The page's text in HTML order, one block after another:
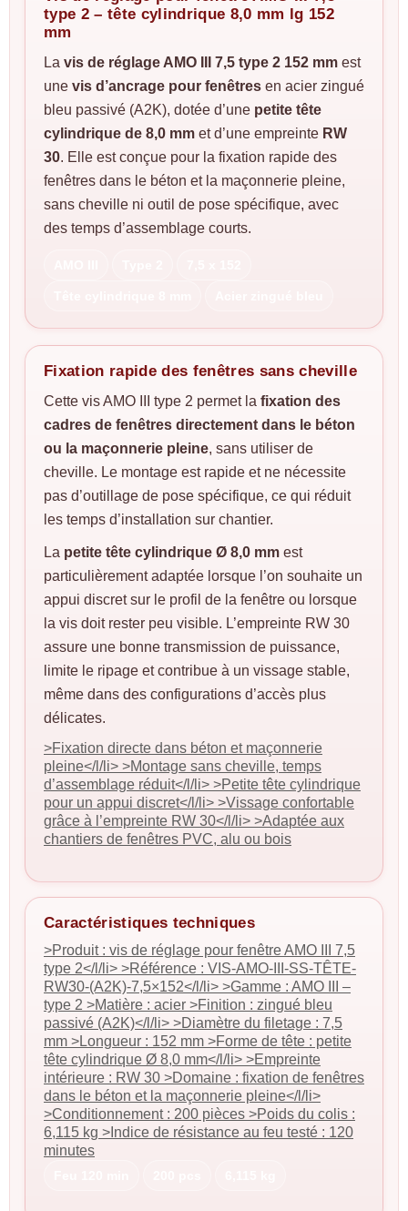
type 2 – tête cylindrique 8,0 mm lg 152
mm
La vis de réglage AMO III 7,5 type 2 152 mm est
une vis d’ancrage pour fenêtres en acier zingué
bleu passivé (A2K), dotée d’une petite tête
cylindrique de 8,0 mm et d’une empreinte RW
30. Elle est conçue pour la fixation rapide des
fenêtres dans le béton et la maçonnerie pleine,
sans cheville ni outil de pose spécifique, avec
des temps d’assemblage courts.
Fixation rapide des fenêtres sans cheville
Cette vis AMO III type 2 permet la fixation des
cadres de fenêtres directement dans le béton
ou la maçonnerie pleine, sans utiliser de
cheville. Le montage est rapide et ne nécessite
pas d’outillage de pose spécifique, ce qui réduit
les temps d’installation sur chantier.
La petite tête cylindrique Ø 8,0 mm est
particulièrement adaptée lorsque l’on souhaite un
appui discret sur le profil de la fenêtre ou lorsque
la vis doit rester peu visible. L’empreinte RW 30
assure une bonne transmission de puissance,
limite le ripage et contribue à un vissage stable,
même dans des configurations d’accès plus
délicates.
>Fixation directe dans béton et maçonnerie
pleine</l/li> >Montage sans cheville, temps
d’assemblage réduit</l/li> >Petite tête cylindrique
pour un appui discret</l/li> >Vissage confortable
grâce à l’empreinte RW 30</l/li> >Adaptée aux
chantiers de fenêtres PVC, alu ou bois
Caractéristiques techniques
>Produit : vis de réglage pour fenêtre AMO III 7,5
type 2</l/li> >Référence : VIS-AMO-III-SS-TÊTE-
RW30-(A2K)-7,5×152</l/li> >Gamme : AMO III –
type 2 >Matière : acier >Finition : zingué bleu
passivé (A2K)</l/li> >Diamètre du filetage : 7,5
mm >Longueur : 152 mm >Forme de tête : petite
tête cylindrique Ø 8,0 mm</l/li> >Empreinte
intérieure : RW 30 >Domaine : fixation de fenêtres
dans le béton et la maçonnerie pleine</l/li>
>Conditionnement : 200 pièces >Poids du colis :
6,115 kg >Indice de résistance au feu testé : 120
minutes